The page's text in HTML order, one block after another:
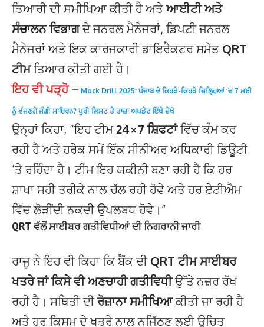
ਤਿਆਰੀ ਦੀ ਸਮੀਖਿਆ ਕੀਤੀ ਹੈ ਅਤੇਆਈਟੀ ਅਤੇ
ਸੰਚਾਲਨ ਵਿਭਾਗਦੇ ਜਨਰਲ ਮੈਨੇਜਰਾਂ, ਡਿਪਟੀ ਜਨਰਲ
ਮੈਨੇਜਰਾਂ ਅਤੇ ਇਕ ਕਾਰਜਕਾਰੀ ਡਾਇਰੈਕਟਰ ਸਮੇਤQRT
ਟੀਮਤਿਆਰ ਕੀਤੀ ਗਈ ਹੈ।
ਇਹ ਵੀ ਪੜ੍ਹੋ – Mock Drill 2025: ਪੰਜਾਬ ਦੇ ਕਿਹੜੇ-ਕਿਹੜੇ ਜ਼ਿਲ੍ਹਿਆਂ ‘ਚ 7 ਮਈ
ਨੂੰ ਵੱਜਣਗੇ ਜੰਗੀ ਸਾਇਰਨ? ਪੂਰੀ ਲਿਸਟ ਤੇ ਤਾਜ਼ਾ ਅਪਡੇਟ ਇੱਥੇ ਦੇਖੋ
ਉਨ੍ਹਾਂ ਕਿਹਾ, “ਇਹ ਟੀਮ24×7 ਸ਼ਿਫਟਾਂਵਿੱਚ ਕੰਮ ਕਰ
ਰਹੀ ਹੈ ਅਤੇ ਹਰੇਕ ਸਮੇਂ ਇੱਕ ਸੀਨੀਅਰ ਅਧਿਕਾਰੀ ਡਿਊਟੀ
‘ਤੇ ਰਹਿੰਦਾ ਹੈ। ਟੀਮ ਇਹ ਯਕੀਨੀ ਬਣਾ ਰਹੀ ਹੈ ਕਿ ਹਰ
ਸ਼ਾਖਾ ਸਹੀ ਤਰੀਕੇ ਨਾਲ ਚੱਲ ਰਹੀ ਹੋਵੇ ਅਤੇ ਹਰ ਏਟੀਐਮ
ਵਿੱਚ ਲੋੜੀਂਦੀ ਨਕਦੀ ਉਪਲਬਧ ਹੋਵੇ।”
QRT ਵੱਲੋਂ ਸਾਈਬਰ ਗਤੀਵਿਧੀਆਂ ਦੀ ਨਿਗਰਾਨੀ ਜਾਰੀ
ਰਾਜੂ ਨੇ ਇਹ ਵੀ ਕਿਹਾ ਕਿ ਬੈਂਕ ਦੀQRT ਟੀਮ ਸਾਈਬਰ
ਖਤਰੇ ਜਾਂ ਕਿਸੇ ਵੀ ਅਣਚਾਹੀ ਗਤੀਵਿਧੀਉੱਤੇ ਨਜ਼ਰ ਰੱਖ
ਰਹੀ ਹੈ। ਸਥਿਤੀ ਦੀਰੋਜ਼ਾਨਾ ਸਮੀਖਿਆਕੀਤੀ ਜਾ ਰਹੀ ਹੈ
ਅਤੇ ਹਰ ਕਿਸਮ ਦੇ ਖਤਰੇ ਨਾਲ ਨਜਿੱਠਣ ਲਈ ਉਚਿਤ